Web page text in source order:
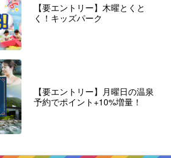
【要エントリー】木曜とくと
く！キッズパーク
【要エントリー】月曜日の温泉
予約でポイント+10%増量！